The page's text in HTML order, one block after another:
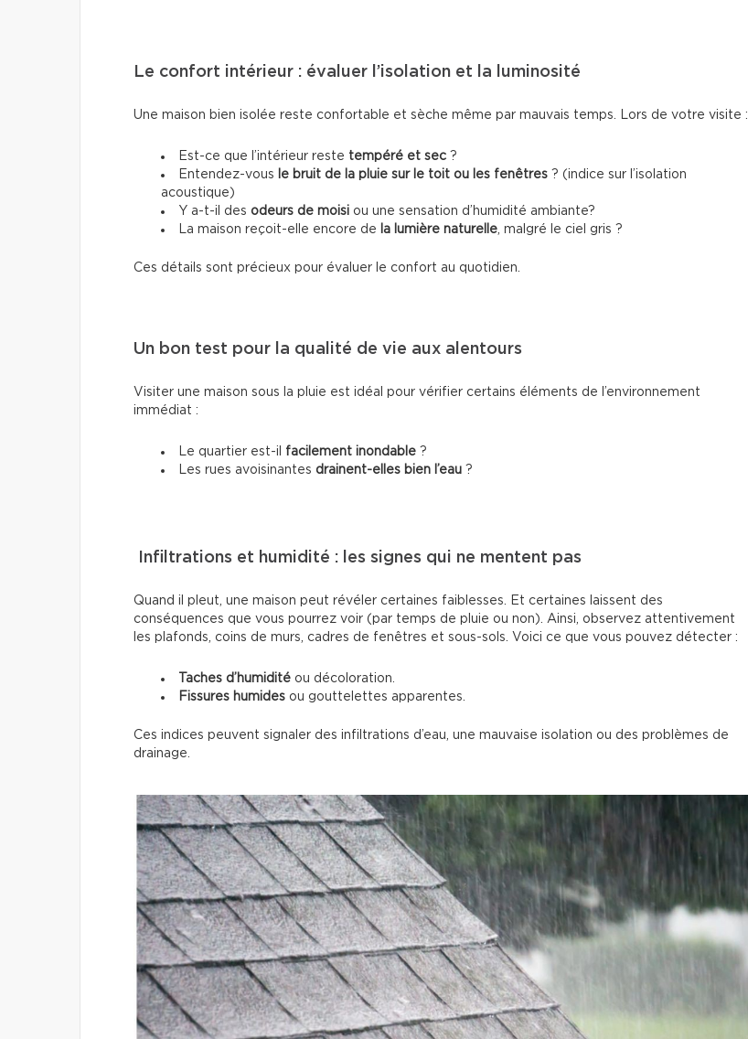
Le confort intérieur : évaluer l’isolation et la luminosité
Une maison bien isolée reste confortable et sèche même par mauvais temps. Lors de votre visite :
Est-ce que l’intérieur reste tempéré et sec ?
Entendez-vous
le bruit de la pluie sur le toit ou les fenêtres ? (indice sur l’isolation
acoustique)
Y a-t-il des odeurs de moisi ou une sensation d’humidité ambiante?
La maison reçoit-elle encore de la lumière naturelle, malgré le ciel gris ?
Ces détails sont précieux pour évaluer le confort au quotidien.
Un bon test pour la qualité de vie aux alentours
Visiter une maison sous la pluie est idéal pour vérifier certains éléments de l’environnement
immédiat :
Le quartier est-il facilement inondable ?
Les rues avoisinantes drainent-elles bien l’eau ?
Infiltrations et humidité : les signes qui ne mentent pas
Quand il pleut, une maison peut révéler certaines faiblesses. Et certaines laissent des
conséquences que vous pourrez voir (par temps de pluie ou non). Ainsi, observez attentivement
les plafonds, coins de murs, cadres de fenêtres et sous-sols. Voici ce que vous pouvez détecter :
Taches d’humidité ou décoloration.
Fissures humides ou gouttelettes apparentes.
Ces indices peuvent signaler des infiltrations d’eau, une mauvaise isolation ou des problèmes de
drainage.